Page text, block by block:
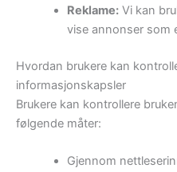
Reklame:Vi kan
vise annonser som
Hvordan brukere kan
informasjonskapsler
Brukere kan kontrollere
følgende måter:
Gjennom